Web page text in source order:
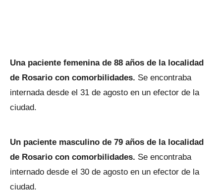
Una paciente femenina de 88 años de la localidad
de Rosario con comorbilidades. Se encontraba
internada desde el 31 de agosto en un efector de la
ciudad.
Un paciente masculino de 79 años de la localidad
de Rosario con comorbilidades. Se encontraba
internado desde el 30 de agosto en un efector de la
ciudad.